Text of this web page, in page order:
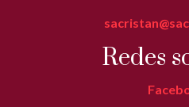
Redes